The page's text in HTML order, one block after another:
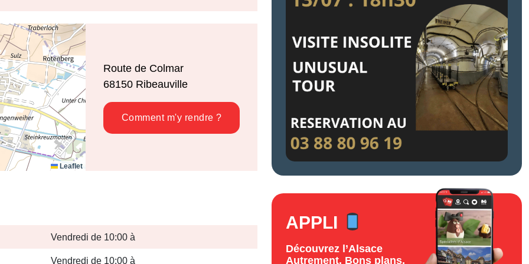
Leaflet
Route de Colmar
68150 Ribeauville
Comment m'y rendre ?
Vendredi de 10:00 à
Vendredi de 10:00 à
APPLI
Découvrez l’Alsace
Autrement. Bons plans,